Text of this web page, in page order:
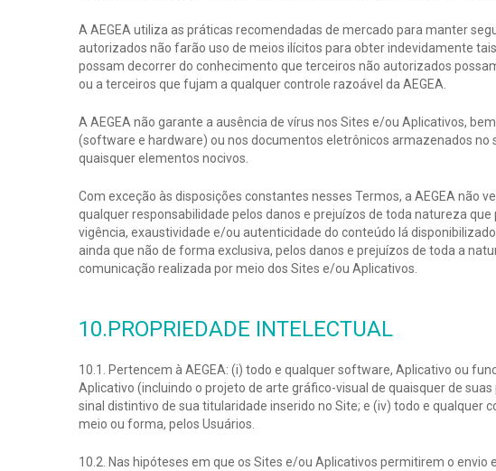
A AEGEA utiliza as práticas recomendadas de mercado para manter
autorizados não farão uso de meios ilícitos para obter indevidamente
possam decorrer do conhecimento que terceiros não autorizados
ou a terceiros que fujam a qualquer controle razoável da AEGEA.
A AEGEA não garante a ausência de vírus nos Sites e/ou Aplicativos,
(software e hardware) ou nos documentos eletrônicos armazenados
quaisquer elementos nocivos.
Com exceção às disposições constantes nesses Termos, a AEGEA não
qualquer responsabilidade pelos danos e prejuízos de toda natureza
vigência, exaustividade e/ou autenticidade do conteúdo lá
ainda que não de forma exclusiva, pelos danos e prejuízos de toda a
comunicação realizada por meio dos Sites e/ou Aplicativos.
10.PROPRIEDADE INTELECTUAL
10.1. Pertencem à AEGEA: (i) todo e qualquer software, Aplicativo ou
Aplicativo (incluindo o projeto de arte gráfico-visual de quaisquer de
sinal distintivo de sua titularidade inserido no Site; e (iv) todo e qualquer
meio ou forma, pelos Usuários.
10.2. Nas hipóteses em que os Sites e/ou Aplicativos permitirem o